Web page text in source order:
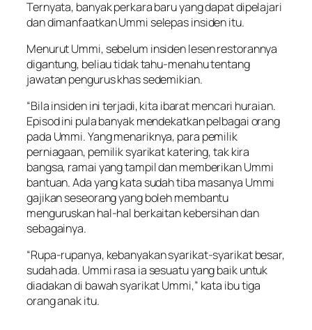
Ternyata, banyak perkara baru yang dapat dipelajari
dan dimanfaatkan Ummi selepas insiden itu.
Menurut Ummi, sebelum insiden lesen restorannya
digantung, beliau tidak tahu-menahu tentang
jawatan pengurus khas sedemikian.
“Bila insiden ini terjadi, kita ibarat mencari huraian.
Episod ini pula banyak mendekatkan pelbagai orang
pada Ummi. Yang menariknya, para pemilik
perniagaan, pemilik syarikat katering, tak kira
bangsa, ramai yang tampil dan memberikan Ummi
bantuan. Ada yang kata sudah tiba masanya Ummi
gajikan seseorang yang boleh membantu
menguruskan hal-hal berkaitan kebersihan dan
sebagainya.
“Rupa-rupanya, kebanyakan syarikat-syarikat besar,
sudah ada. Ummi rasa ia sesuatu yang baik untuk
diadakan di bawah syarikat Ummi,” kata ibu tiga
orang anak itu.